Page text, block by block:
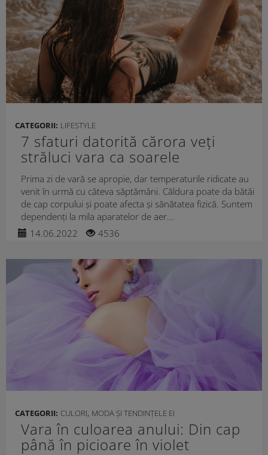
CATEGORII: LIFESTYLE
7 sfaturi datorită cărora veți
străluci vara ca soarele
Prima zi de vară se apropie, dar temperaturile ridicate au
venit în urmă cu câteva săptămâni. Căldura poate da bătăi
de cap corpului și poate afecta și sănătatea fizică. Suntem
dependenți la mila aparatelor de aer...
14.06.2022
4536
CATEGORII: CULORI, MODA ȘI TENDINȚELE EI
Vara în culoarea anului: Din cap
până în picioare în violet